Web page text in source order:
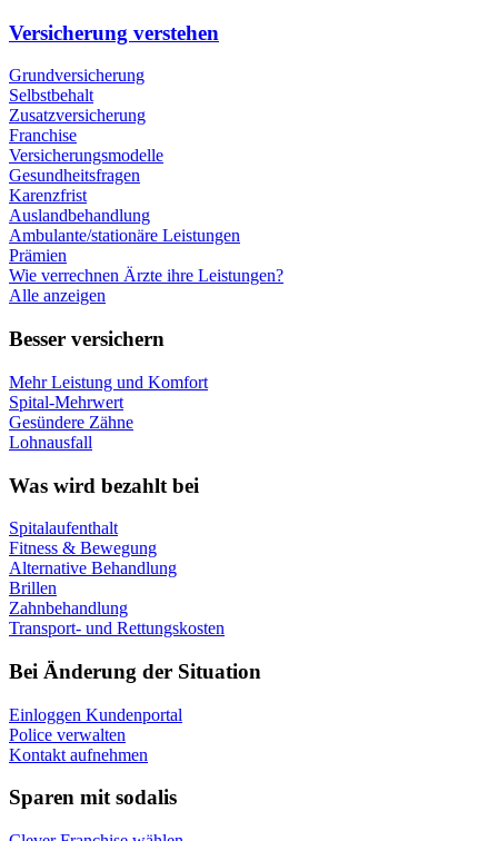
Versicherung verstehen
Grundversicherung
Selbstbehalt
Zusatzversicherung
Franchise
Versicherungsmodelle
Gesundheitsfragen
Karenzfrist
Auslandbehandlung
Ambulante/stationäre Leistungen
Prämien
Wie verrechnen Ärzte ihre Leistungen?
Alle anzeigen
Besser versichern
Mehr Leistung und Komfort
Spital-Mehrwert
Gesündere Zähne
Lohnausfall
Was wird bezahlt bei
Spitalaufenthalt
Fitness & Bewegung
Alternative Behandlung
Brillen
Zahnbehandlung
Transport- und Rettungskosten
Bei Änderung der Situation
Einloggen Kundenportal
Police verwalten
Kontakt aufnehmen
Sparen mit sodalis